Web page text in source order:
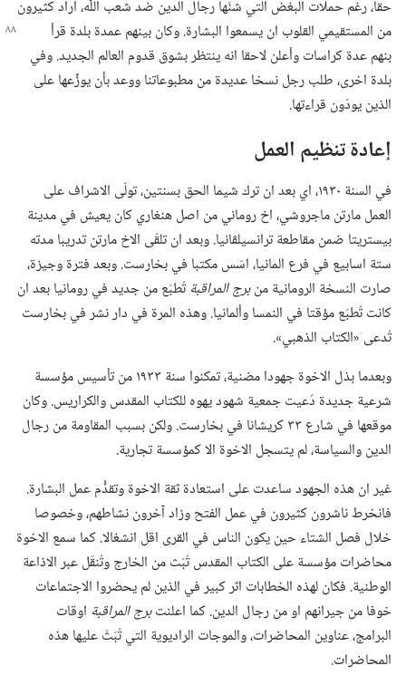
حقا،‏ رغم حملات البغض التي شنّها رجال الدين ضد شعب اللّٰه،‏ اراد كثيرون
من المستقيمي القلوب ان يسمعوا البشارة.‏ وكان بينهمعمدة بلدة قرأ
بنهم عدة كراسات وأعلن لاحقا انه ينتظر بشوق قدوم العالم الجديد.‏ وفي
بلدة اخرى،‏ طلب رجل نسخا عديدة من مطبوعاتنا ووعد بأن يوزِّعها على
الذين يودّون قراءتها.‏
إعادة تنظيم العمل
في السنة ١٩٣٠،‏ اي بعد ان ترك شيما الحق بسنتين،‏ تولّى الاشراف على
العمل مارتن ماجروشي،‏ اخ روماني من اصل هنغاري كان يعيش في مدينة
بيستريتا ضمن مقاطعة ترانسيلڤانيا.‏ وبعد ان تلقّى الاخ مارتن تدريبا مدته
ستة اسابيع في فرع المانيا،‏ اسّس مكتبا في بخارست.‏ وبعد فترة وجيزة،‏
صارت النسخة الرومانية منبرج المراقبةتُطبَع من جديد في رومانيا بعد ان
كانت تُطبَع مؤقتا في النمسا وألمانيا.‏ وهذه المرة في دار نشر في بخارست
تُدعى «الكتاب الذهبي».‏
وبعدما بذل الاخوة جهودا مضنية،‏ تمكنوا سنة ١٩٣٣ من تأسيس مؤسسة
شرعية جديدة دُعيت جمعية شهود يهوه للكتاب المقدس والكراريس.‏ وكان
موقعها في شارع ٣٣ كريشانا في بخارست.‏ ولكن بسبب المقاومة من رجال
الدين والسياسة،‏ لم يتسجل الاخوة الا كمؤسسة تجارية.‏
غير ان هذه الجهود ساعدت على استعادة ثقة الاخوة وتقدُّم عمل البشارة.‏
فانخرط ناشرون كثيرون في عمل الفتح وزاد آخرون نشاطهم،‏ وخصوصا
خلال فصل الشتاء حين يكون الناس في القرى اقل انشغالا.‏ كما سمع الاخوة
محاضرات مؤسسة على الكتاب المقدس تُبَث من الخارج وتُنقَل عبر الاذاعة
الوطنية.‏ فكان لهذه الخطابات اثر كبير في الذين لم يحضروا الاجتماعات
خوفا من جيرانهم او من رجال الدين.‏ كما اعلنتبرج المراقبة اوقات
البرامج،‏ عناوين المحاضرات،‏ والموجات الراديوية التي تُبَثّ عليها هذه
المحاضرات.‏